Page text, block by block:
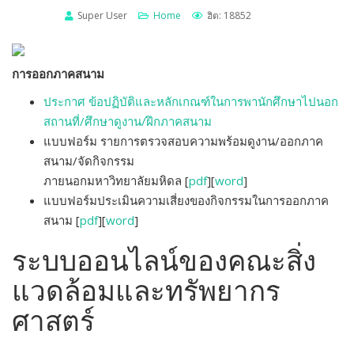
Super User Home ฮิต: 18852
การออกภาคสนาม
ประกาศ ข้อปฏิบัติและหลักเกณฑ์ในการพานักศึกษาไปนอก
สถานที่/ศึกษาดูงาน/ฝึกภาคสนาม
แบบฟอร์ม รายการตรวจสอบความพร้อมดูงาน/ออกภาค
สนาม/จัดกิจกรรม
ภายนอกมหาวิทยาลัยมหิดล [pdf][word]
แบบฟอร์มประเมินความเสี่ยงของกิจกรรมในการออกภาค
สนาม [pdf][word]
ระบบออนไลน์ของคณะสิ่ง
แวดล้อมและทรัพยากร
ศาสตร์